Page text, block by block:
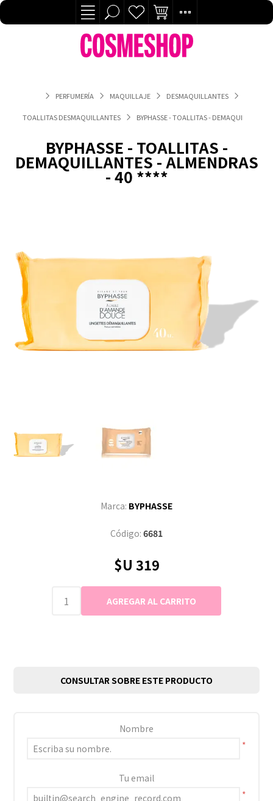
PERFUMERÍA MAQUILLAJE DESMAQUILLANTES
TOALLITAS DESMAQUILLANTES BYPHASSE - TOALLITAS -
BYPHASSE - TOALLITAS -
DEMAQUILLANTES - ALMENDRAS
- 40 ****
Marca: BYPHASSE
Código: 6681
$U 319
CONSULTAR SOBRE ESTE PRODUCTO
Nombre
*
Tu email
*